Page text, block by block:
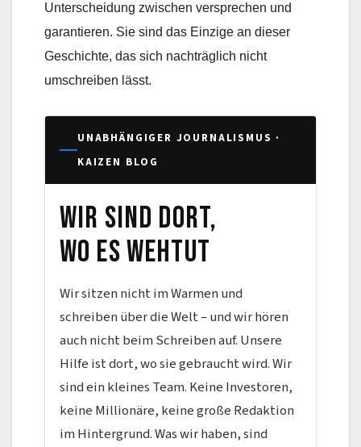
Unterscheidung zwischen versprechen und
garantieren. Sie sind das Einzige an dieser
Geschichte, das sich nachträglich nicht
umschreiben lässt.
UNABHÄNGIGER JOURNALISMUS ·
KAIZEN BLOG
Wir sind dort,
wo es wehtut
Wir sitzen nicht im Warmen und
schreiben über die Welt – und wir hören
auch nicht beim Schreiben auf. Unsere
Hilfe ist dort, wo sie gebraucht wird. Wir
sind ein kleines Team. Keine Investoren,
keine Millionäre, keine große Redaktion
im Hintergrund. Was wir haben, sind